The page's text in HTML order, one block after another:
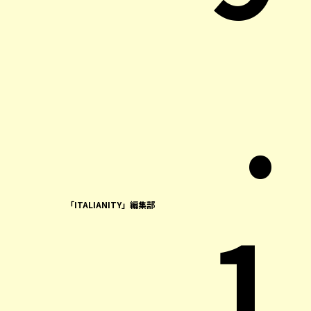
「ITALIANITY」編集部
.